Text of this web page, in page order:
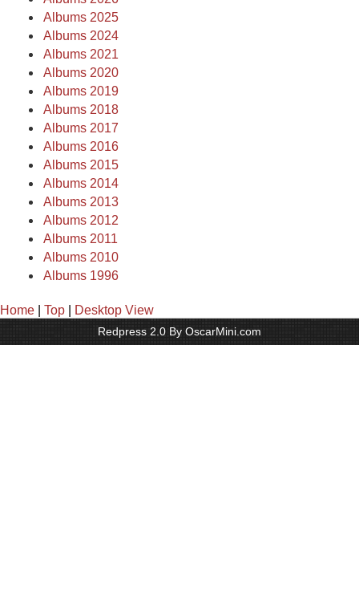
Albums 2025
Albums 2024
Albums 2021
Albums 2020
Albums 2019
Albums 2018
Albums 2017
Albums 2016
Albums 2015
Albums 2014
Albums 2013
Albums 2012
Albums 2011
Albums 2010
Albums 1996
Home Top Desktop View
Redpress 2.0 By OscarMini.com